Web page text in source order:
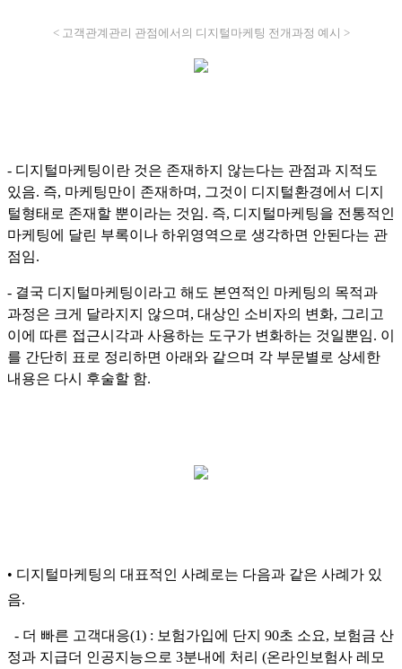
< 고객관계관리 관점에서의 디지털마케팅 전개과정 예시 >
- 디지털마케팅이란 것은 존재하지 않는다는 관점과 지적도
있음. 즉, 마케팅만이 존재하며, 그것이 디지털환경에서 디지
털형태로 존재할 뿐이라는 것임. 즉, 디지털마케팅을 전통적인
마케팅에 달린 부록이나 하위영역으로 생각하면 안된다는 관
점임.
- 결국 디지털마케팅이라고 해도 본연적인 마케팅의 목적과
과정은 크게 달라지지 않으며, 대상인 소비자의 변화, 그리고
이에 따른 접근시각과 사용하는 도구가 변화하는 것일뿐임. 이
를 간단히 표로 정리하면 아래와 같으며 각 부문별로 상세한
내용은 다시 후술할 함.
• 디지털마케팅의 대표적인 사례로는 다음과 같은 사례가 있
음.
- 더 빠른 고객대응(1) : 보험가입에 단지 90초 소요, 보험금 산
정과 지급더 인공지능으로 3분내에 처리 (온라인보험사 레모